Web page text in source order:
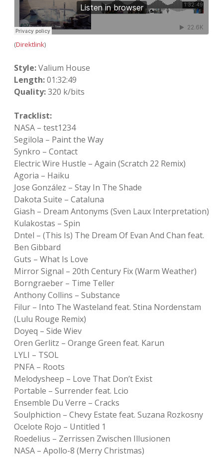
(Direktlink)
Style:Valium House
Length:01:32:49
Quality:320 k/bits
Tracklist:
NASA – test1234
Segilola – Paint the Way
Synkro – Contact
Electric Wire Hustle – Again (Scratch 22 Remix)
Agoria – Haiku
Jose González – Stay In The Shade
Dakota Suite – Cataluna
Giash – Dream Antonyms (Sven Laux Interpretation)
Kulakostas – Spin
Dntel – (This Is) The Dream Of Evan And Chan feat.
Ben Gibbard
Guts – What Is Love
Mirror Signal – 20th Century Fix (Warm Weather)
Borngraeber – Time Teller
Anthony Collins – Substance
Filur – Into The Wasteland feat. Stina Nordenstam
(Lulu Rouge Remix)
Doyeq – Side Wiev
Oren Gerlitz – Orange Green feat. Karun
LYLI – TSOL
PNFA – Roots
Melodysheep – Love That Don’t Exist
Portable – Surrender feat. Lcio
Ensemble Du Verre – Cracks
Soulphiction – Chevy Estate feat. Suzana Rozkosny
Ocelote Rojo – Untitled 1
Roedelius – Zerrissen Zwischen Illusionen
NASA – Apollo-8 (Merry Christmas)